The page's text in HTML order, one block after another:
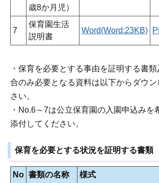
歳8か月児）
7
保育園生活
説明書
Word(Word:23KB)
・保育を必要とする事由を証明する書
合のみ必要となる資料は以下からダウ
さい。
・No.6～7は公立保育園の入園申込みを
添付してください。
保育を必要とする状況を証明する書類
No 書類の名称 様式